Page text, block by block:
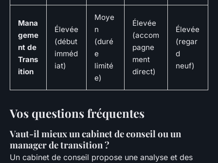
Mana
geme
nt de
Trans
ition
Élevée
(début
imméd
iat)
Moye
n
(duré
e
limité
e)
Élevée
(accom
pagne
ment
direct)
Élevée
(regar
d
neuf)
Vos questions fréquentes
Vaut-il mieux un cabinet de conseil ou un
manager de transition ?
Un cabinet de conseil propose une analyse et des